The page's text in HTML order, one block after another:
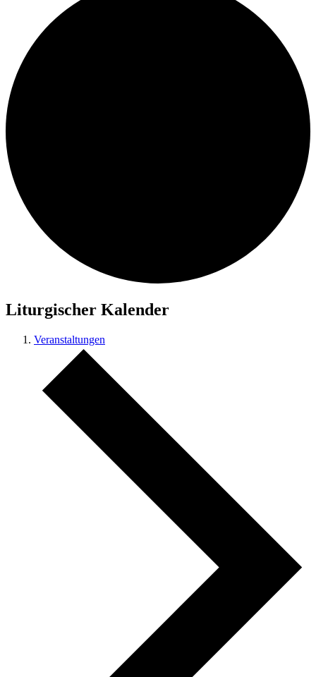
Liturgischer Kalender
Veranstaltungen